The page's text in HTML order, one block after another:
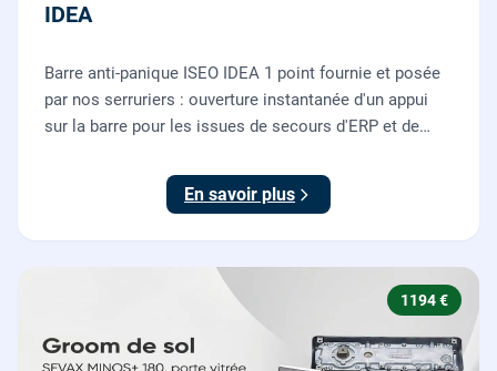
IDEA
Barre anti-panique ISEO IDEA 1 point fournie et posée
par nos serruriers : ouverture instantanée d'un appui
sur la barre pour les issues de secours d'ERP et de
En savoir plus
1194 €